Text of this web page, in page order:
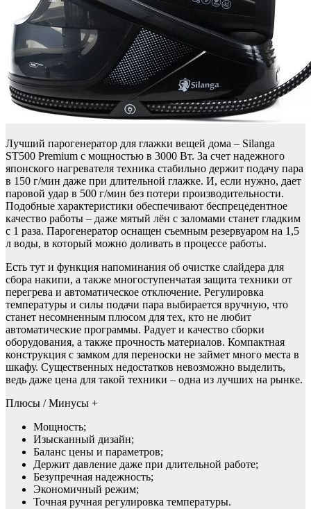
Лучший парогенератор для глажки вещей дома – Silanga
ST500 Premium с мощностью в 3000 Вт. За счет надежного
японского нагревателя техника стабильно держит подачу пара
в 150 г/мин даже при длительной глажке. И, если нужно, дает
паровой удар в 500 г/мин без потери производительности.
Подобные характеристики обеспечивают беспрецедентное
качество работы – даже мятый лён с заломами станет гладким
с 1 раза. Парогенератор оснащен съемным резервуаром на 1,5
л воды, в который можно доливать в процессе работы.
Есть тут и функция напоминания об очистке слайдера для
сбора накипи, а также многоступенчатая защита техники от
перегрева и автоматическое отключение. Регулировка
температуры и силы подачи пара выбирается вручную, что
станет несомненным плюсом для тех, кто не любит
автоматические программы. Радует и качество сборки
оборудования, а также прочность материалов. Компактная
конструкция с замком для переноски не займет много места в
шкафу. Существенных недостатков невозможно выделить,
ведь даже цена для такой техники – одна из лучших на рынке.
Плюсы / Минусы +
Мощность;
Изысканный дизайн;
Баланс цены и параметров;
Держит давление даже при длительной работе;
Безупречная надежность;
Экономичный режим;
Точная ручная регулировка температуры.